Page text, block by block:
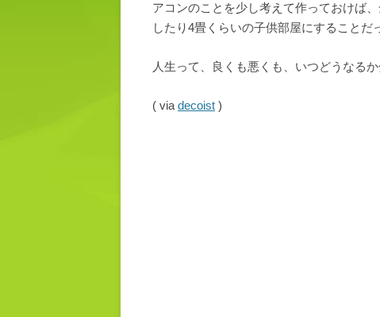
アコンのことを少し考えて作っておけば
したり4畳くらいの子供部屋にすることだ
人生って、良くも悪くも、いつどうなる
( via decoist )